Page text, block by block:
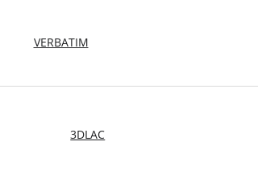
VERBATIM
3DLAC